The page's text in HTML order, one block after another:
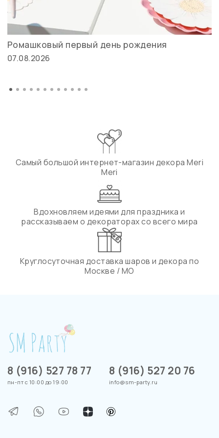
Ромашковый первый день рождения
07.08.2026
Самый большой интернет-магазин декора Meri
Meri
Вдохновляем идеями для праздника и
рассказываем о декораторах со всего мира
Круглосуточная доставка шаров и декора по
Москве / МО
8 (916) 527 78 77
пн-пт с 10:00 до 19:00
8 (916) 527 20 76
info@sm-party.ru